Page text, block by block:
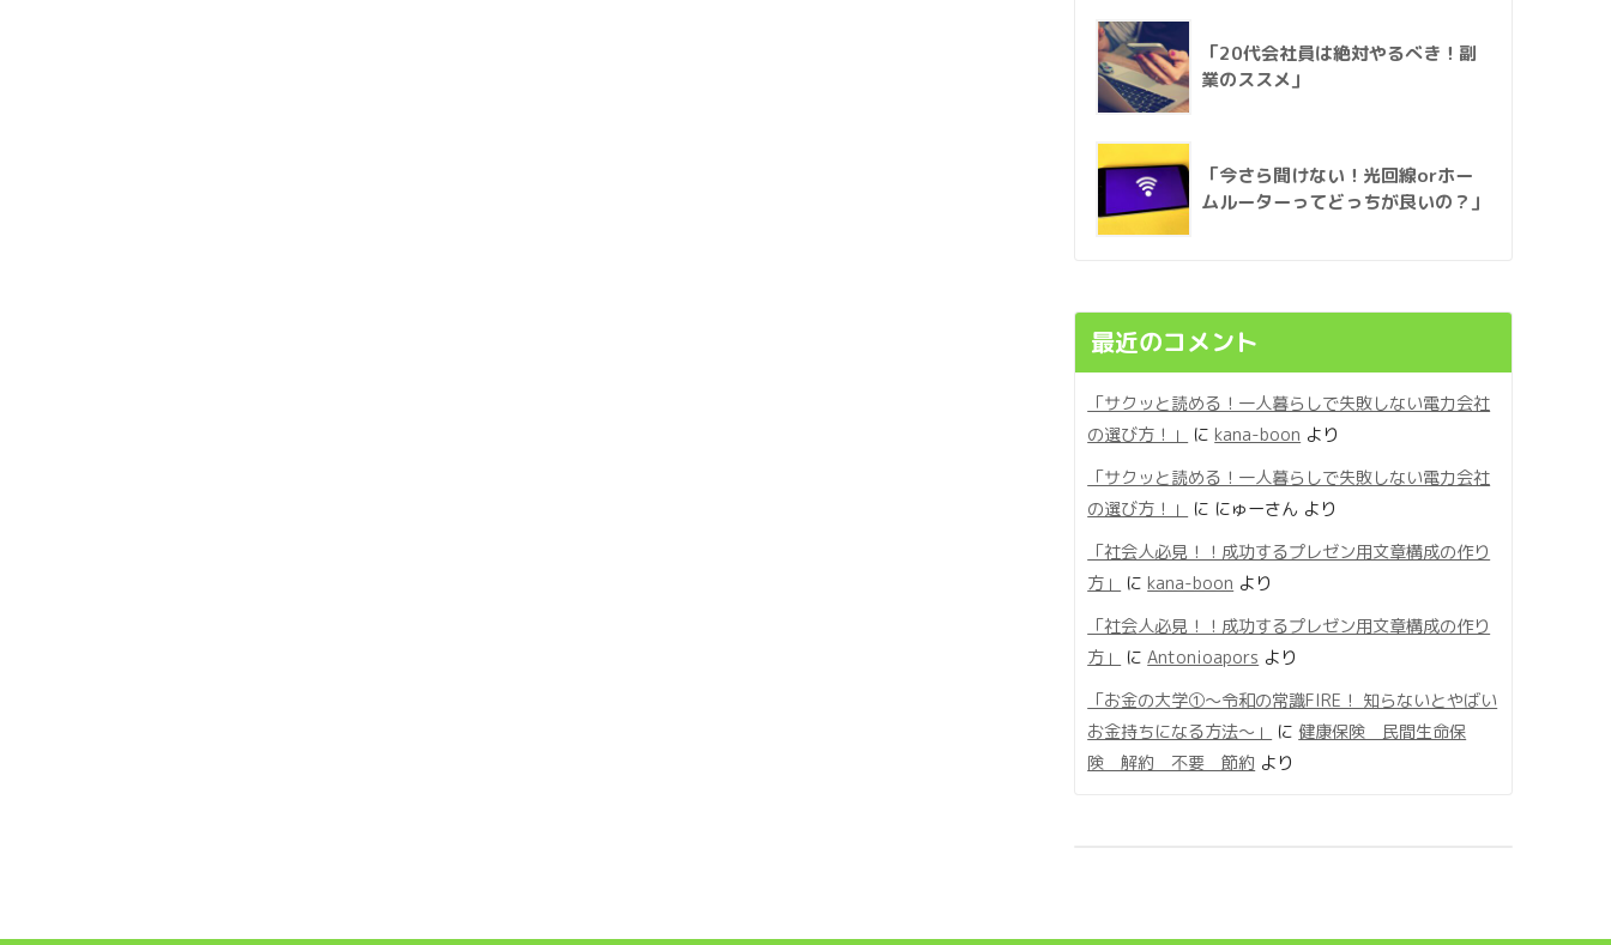
「20代会社員は絶対やるべき！副
業のススメ」
「今さら聞けない！光回線orホー
ムルーターってどっちが良いの？」
最近のコメント
「サクッと読める！一人暮らしで失敗しない電力会社
の選び方！」
に kana-boon より
「サクッと読める！一人暮らしで失敗しない電力会社
の選び方！」
に にゅーさん より
「社会人必見！！成功するプレゼン用文章構成の作り
方」
に kana-boon より
「社会人必見！！成功するプレゼン用文章構成の作り
方」
にAntonioapors より
「お金の大学①〜令和の常識FIRE！ 知らないとやばい
お金持ちになる方法〜」
に 健康保険 民間生命保
険 解約 不要 節約 より